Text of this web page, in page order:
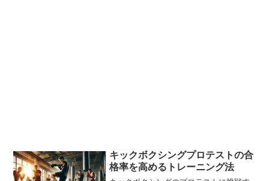
キックボクシングプロテストの合
格率を高めるトレーニング法